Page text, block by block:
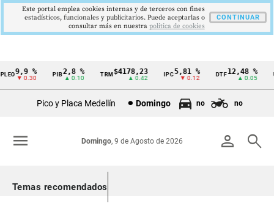
Cintillo
Colombia
9,9 %
▼ 0.30
PIB2,8 %
▲ 0.10
TRM$4178,23
▲ 0.42
5,81 %
▼ 0.12
DTF12,48 %
▲ 0.05
Pico y Placa Medellín Domingo no no
person search
Domingo, 9 de Agosto de 2026
menu
Temas recomendados
Este portal emplea cookies internas y de terceros con fines
estadísticos, funcionales y publicitarios. Puede aceptarlas o
consultar más en nuestra politica de cookies
CONTINUAR